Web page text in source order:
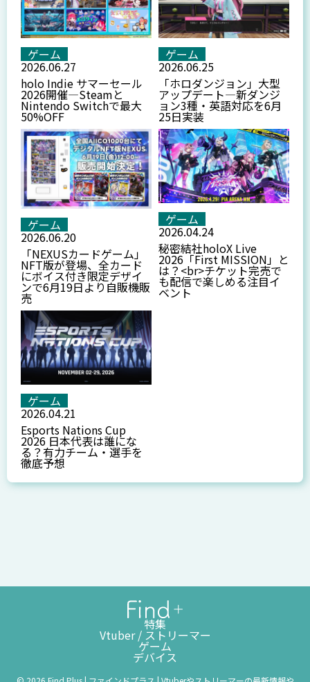
ゲーム
2026.06.27
holo Indie サマーセール
2026開催—Steamと
Nintendo Switchで最大
50%OFF
ゲーム
2026.06.25
「ホロダンジョン」大型
アップデート—新ダンジ
ョン3種・英語対応を6月
25日実装
ゲーム
2026.06.20
「NEXUSカードゲーム」
NFT版が登場、全カード
にボイス付き限定デザイ
ンで6月19日より自販機販
売
ゲーム
2026.04.24
秘密結社holoX Live
2026「First MISSION」と
は？<br>チケット完売で
も配信で楽しめる注目イ
ベント
ゲーム
2026.04.21
Esports Nations Cup
2026 日本代表は誰にな
る？有力チーム・選手を
徹底予想
特集
Vtuber / ストリーマー
ゲーム
デバイス